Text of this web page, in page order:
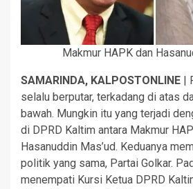
Makmur HAPK dan
SAMARINDA, KALPOSTONLINE |
selalu berputar, terkadang di atas
bawah. Mungkin itu yang terjadi
di DPRD Kaltim antara Makmur
Hasanuddin Mas’ud. Keduanya
politik yang sama, Partai Golkar.
menempati Kursi Ketua DPRD